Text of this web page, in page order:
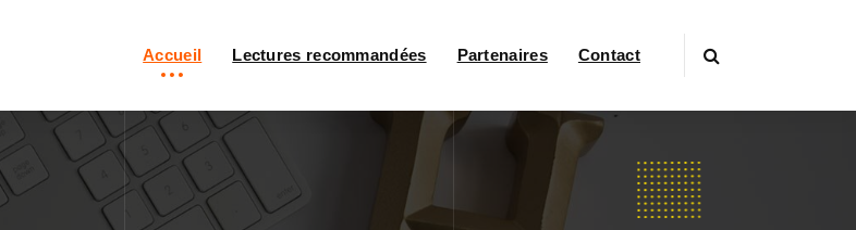
Accueil Lectures recommandées Partenaires Contact